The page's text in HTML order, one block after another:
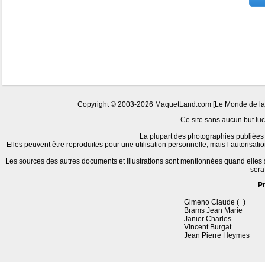
Copyright © 2003-2026 MaquetLand.com [Le Monde de
Ce site sans aucun but
La plupart des photographies
Elles peuvent être reproduites pour une utilisation personnelle, mais
Les sources des autres documents et illustrations sont mentionnées quand
Gimeno Claude (+)
Brams Jean Marie
Janier Charles
Vincent Burgat
Jean Pierre Heymes